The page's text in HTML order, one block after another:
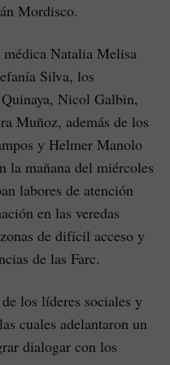
Mordisco.
Natalia Melisa
Silva, los
Nicol Galbin,
Muñoz, además de los
y Helmer Manolo
mañana del miércoles
labores de atención
en las veredas
de difícil acceso y
de las Farc.
los líderes sociales y
cuales adelantaron un
dialogar con los